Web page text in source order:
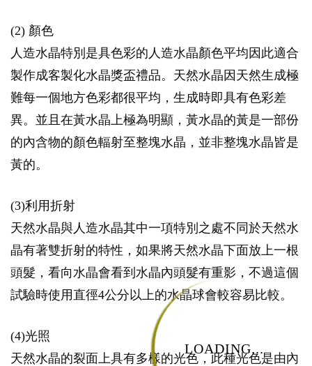
LOADING...
(2) 顏色
人造水晶特別是具色彩的人造水晶顏色平均因此適合
製作成客製化水晶獎盃禮品。天然水晶因天然生成極
難每一個地方色彩都很平均，生成時即具有色彩差
異。並且在黃水晶上極為明顯，黃水晶的黃是一部份
的內含物的顏色輻射至整塊水晶，並非整塊水晶皆是
黃的。
(3)利用折射
天然水晶與人造水晶其中一項特別之處不同於天然水
晶有著雙折射的特性，如果將天然水晶下面放上一根
頭髮，看向水晶會看到水晶內頭髮有重影，不過這個
試驗時使用直徑4公分以上的水晶球會較容易比較。
(4)光照
天然水晶的裂面上具有多樣的光色，此種光色是由內